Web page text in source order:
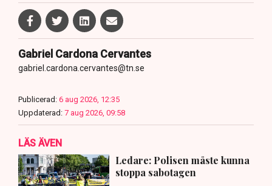
Gabriel Cardona Cervantes
gabriel.cardona.cervantes@tn.se
Publicerad: 6 aug 2026, 12:35
Uppdaterad: 7 aug 2026, 09:58
LÄS ÄVEN
Ledare: Polisen måste kunna
stoppa sabotagen